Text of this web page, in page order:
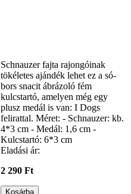
Schnauzer fajta rajongóinak
tökéletes ajándék lehet ez a só-
bors snacit ábrázoló fém
kulcstartó, amelyen még egy
plusz medál is van: I Dogs
felirattal. Méret: - Schnauzer: kb.
4*3 cm - Medál: 1,6 cm -
Kulcstartó: 6*3 cm
Eladási ár:
2 290 Ft